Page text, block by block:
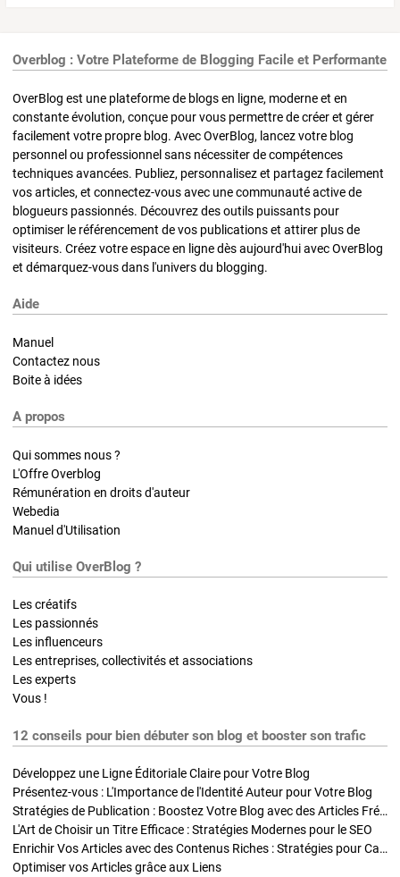
Overblog : Votre Plateforme de Blogging Facile et Performante
OverBlog est une plateforme de blogs en ligne, moderne et en
constante évolution, conçue pour vous permettre de créer et gérer
facilement votre propre blog. Avec OverBlog, lancez votre blog
personnel ou professionnel sans nécessiter de compétences
techniques avancées. Publiez, personnalisez et partagez facilement
vos articles, et connectez-vous avec une communauté active de
blogueurs passionnés. Découvrez des outils puissants pour
optimiser le référencement de vos publications et attirer plus de
visiteurs. Créez votre espace en ligne dès aujourd'hui avec OverBlog
et démarquez-vous dans l'univers du blogging.
Aide
Manuel
Contactez nous
Boite à idées
A propos
Qui sommes nous ?
L'Offre Overblog
Rémunération en droits d'auteur
Webedia
Manuel d'Utilisation
Qui utilise OverBlog ?
Les créatifs
Les passionnés
Les influenceurs
Les entreprises, collectivités et associations
Les experts
Vous !
12 conseils pour bien débuter son blog et booster son trafic
Développez une Ligne Éditoriale Claire pour Votre Blog
Présentez-vous : L'Importance de l'Identité Auteur pour Votre Blog
Stratégies de Publication : Boostez Votre Blog avec des Articles Fréquents et Exclusifs
L'Art de Choisir un Titre Efficace : Stratégies Modernes pour le SEO
Enrichir Vos Articles avec des Contenus Riches : Stratégies pour Captiver et Optimiser
Optimiser vos Articles grâce aux Liens